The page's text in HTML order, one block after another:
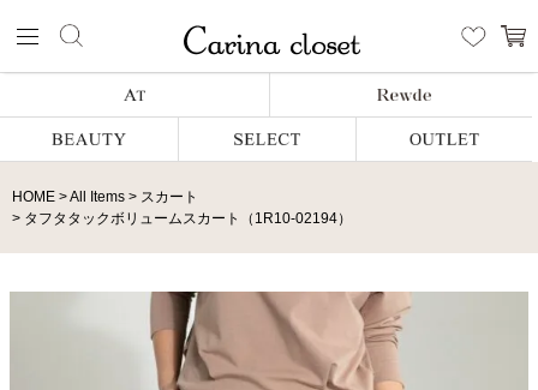
HOME All Items
スカート
タフタタックボリュームスカート（1R10-02194）